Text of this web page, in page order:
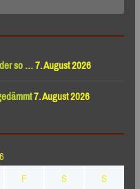
so …7. August 2026
7. August 2026
F S
S